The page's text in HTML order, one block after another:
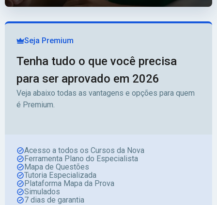
Seja Premium
Tenha tudo o que você precisa
para ser aprovado em 2026
Veja abaixo todas as vantagens e opções para quem
é Premium.
Acesso a todos os Cursos da Nova
Ferramenta Plano do Especialista
Mapa de Questões
Tutoria Especializada
Plataforma Mapa da Prova
Simulados
7 dias de garantia